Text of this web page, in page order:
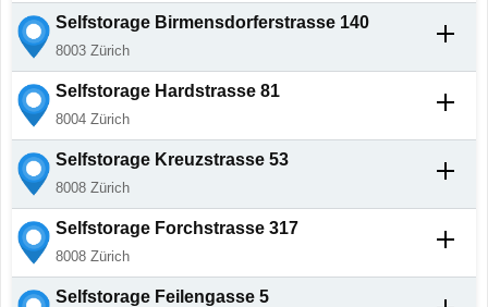
Selfstorage Birmensdorferstrasse 140
8003 Zürich
Selfstorage Hardstrasse 81
8004 Zürich
Selfstorage Kreuzstrasse 53
8008 Zürich
Selfstorage Forchstrasse 317
8008 Zürich
Selfstorage Feilengasse 5